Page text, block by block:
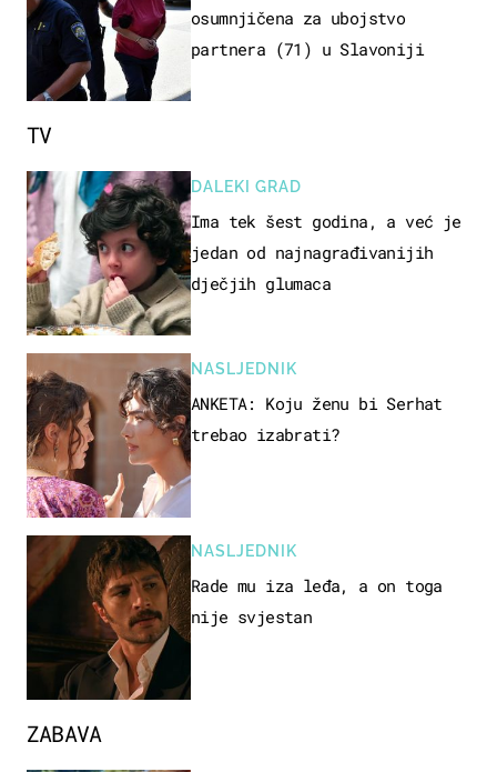
osumnjičena za ubojstvo
partnera (71) u Slavoniji
ZABAVA
TV
DALEKI GRAD
Ima tek šest godina, a već je
jedan od najnagrađivanijih
dječjih glumaca
NASLJEDNIK
ANKETA: Koju ženu bi Serhat
trebao izabrati?
NASLJEDNIK
Rade mu iza leđa, a on toga
nije svjestan